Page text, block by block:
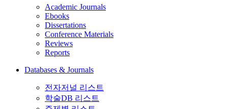
Academic Journals
Ebooks
Dissertations
Conference Materials
Reviews
Reports
Databases & Journals
전자저널 리스트
학술DB 리스트